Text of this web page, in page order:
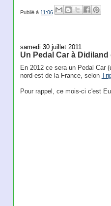
Publié à 11:06
samedi 30 juillet 2011
Un Pedal Car à Didiland
En 2012 ce sera un Pedal Car
nord-est de la France, selon
Pour rappel, ce mois-ci c'est